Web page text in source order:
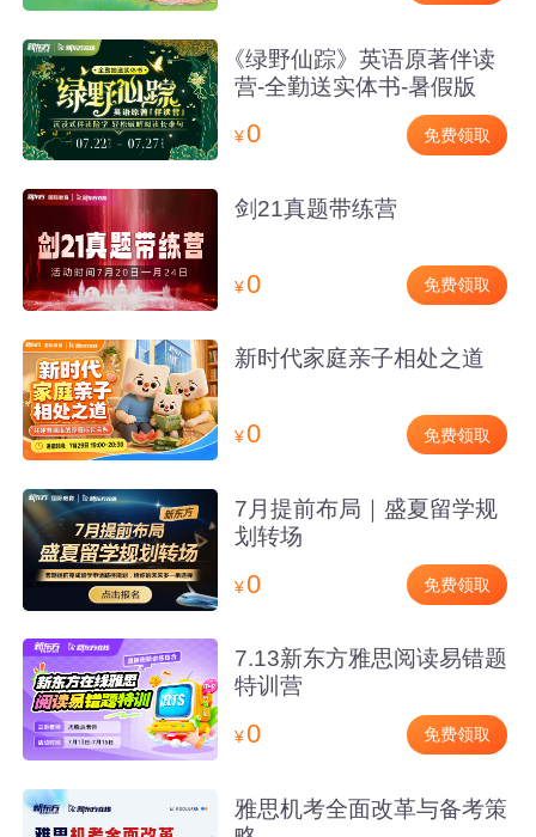
《绿野仙踪》英语原著伴读
营-全勤送实体书-暑假版
¥0 免费领取
剑21真题带练营
¥0 免费领取
新时代家庭亲子相处之道
¥0 免费领取
7月提前布局｜盛夏留学规
划转场
¥0 免费领取
7.13新东方雅思阅读易错题
特训营
¥0 免费领取
雅思机考全面改革与备考策